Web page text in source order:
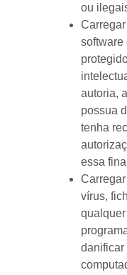
ou
software
autoria,
possua
tenha
essa
vírus,
danificar